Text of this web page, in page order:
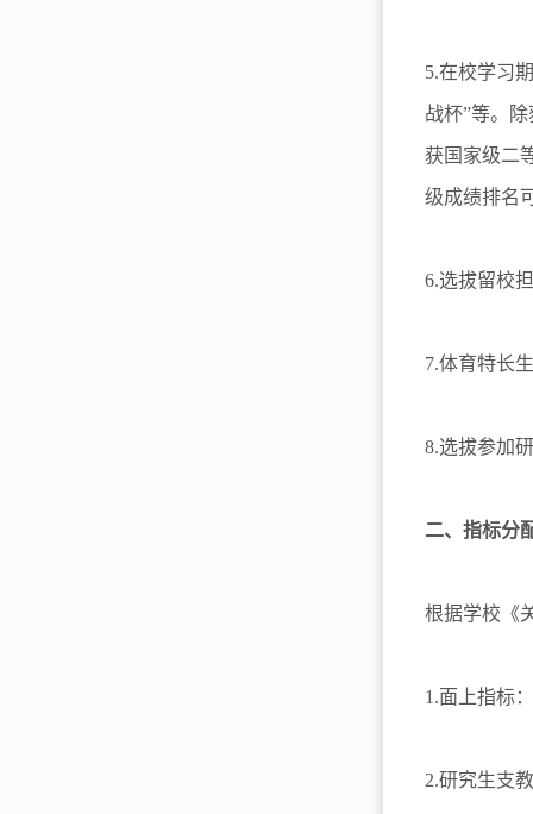
5.在校学习
战杯”等。
获国家级二
级成绩排名
6.选拔留校
7.体育特长
8.选拔参加
二、指标分
根据学校《
1.面上指标
2.研究生支